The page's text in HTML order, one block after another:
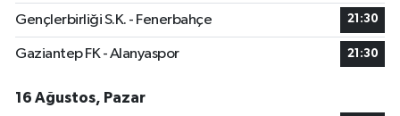
Gençlerbirliği S.K. - Fenerbahçe 21:30
Gaziantep FK - Alanyaspor 21:30
16 Ağustos, Pazar